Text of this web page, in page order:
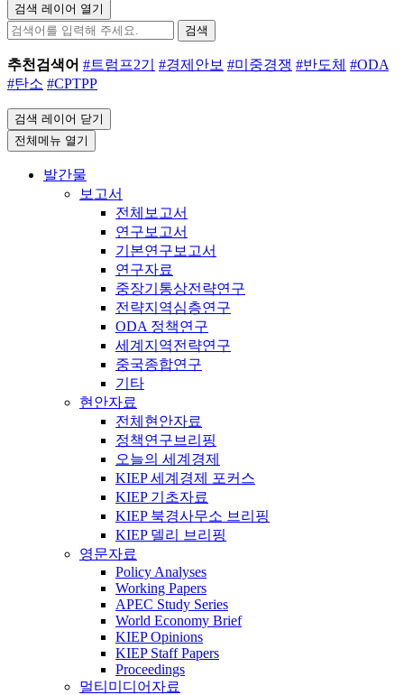
검색 레이어 열기
검색
추천검색어 #트럼프2기 #경제안보 #미중경쟁 #반도체 #ODA
#탄소 #CPTPP
검색 레이어 닫기
전체메뉴 열기
발간물
보고서
전체보고서
연구보고서
기본연구보고서
연구자료
중장기통상전략연구
전략지역심층연구
ODA 정책연구
세계지역전략연구
중국종합연구
기타
현안자료
전체현안자료
정책연구브리핑
오늘의 세계경제
KIEP 세계경제 포커스
KIEP 기초자료
KIEP 북경사무소 브리핑
KIEP 델리 브리핑
영문자료
Policy Analyses
Working Papers
APEC Study Series
World Economy Brief
KIEP Opinions
KIEP Staff Papers
Proceedings
멀티미디어자료